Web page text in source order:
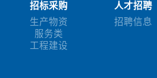
招标采购
生产物资
服务类
工程建设
人才招聘
招聘信息